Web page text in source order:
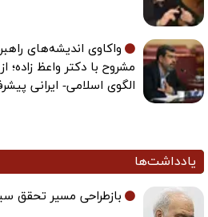
واکاوی اندیشه‌های
مشروح با دکتر واعظ زاده؛
الگوی اسلامی- ایرانی
یادداشت‌ها
بازطراحی مسیر تحقق